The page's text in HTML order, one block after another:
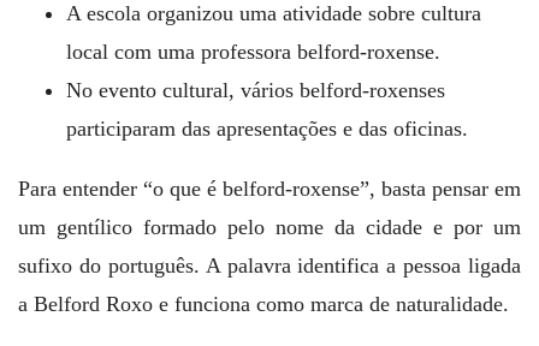
A escola organizou uma atividade sobre cultura
local com uma professora belford-roxense.
No evento cultural, vários belford-roxenses
participaram das apresentações e das oficinas.
Para entender “o que é belford-roxense”, basta pensar em
um gentílico formado pelo nome da cidade e por um
sufixo do português. A palavra identifica a pessoa ligada
a Belford Roxo e funciona como marca de naturalidade.